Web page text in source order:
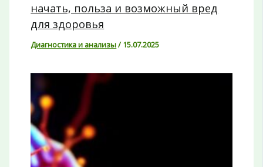
начать, польза и возможный вред
для здоровья
Диагностика и анализы/ 15.07.2025